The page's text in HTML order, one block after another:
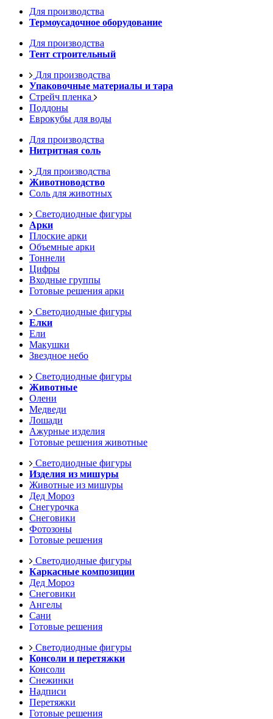
Для производства
Термоусадочное оборудование
Для производства
Тент строительный
Для производства
Упаковочные материалы и тара
Стрейч пленка
Поддоны
Еврокубы для воды
Для производства
Нитритная соль
Для производства
Животноводство
Соль для животных
Светодиодные фигуры
Арки
Плоские арки
Объемные арки
Тоннели
Цифры
Входные группы
Готовые решения арки
Светодиодные фигуры
Елки
Ели
Макушки
Звездное небо
Светодиодные фигуры
Животные
Олени
Медведи
Лошади
Ажурные изделия
Готовые решения животные
Светодиодные фигуры
Изделия из мишуры
Животные из мишуры
Дед Мороз
Снегурочка
Снеговики
Фотозоны
Готовые решения
Светодиодные фигуры
Каркасные композиции
Дед Мороз
Снеговики
Ангелы
Сани
Готовые решения
Светодиодные фигуры
Консоли и перетяжки
Консоли
Снежинки
Надписи
Перетяжки
Готовые решения